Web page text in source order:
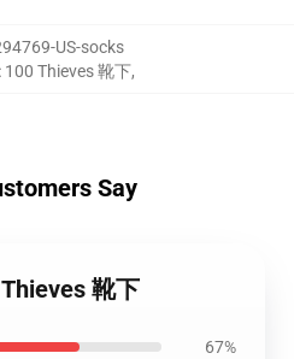
US-socks
: 100 Thieves 靴下,
Say
靴下
67%